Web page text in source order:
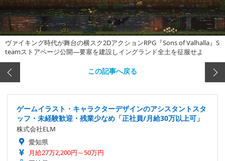
ヴァイキング時代が舞台の横スク2DアクションRPG『Sons of Valhalla』S
teamストアページ公開―要塞を建設しイングランド全土を征服せよ
この記事へ戻る
ゲームイラスト・キャラクターデザインのアシスタントスタ
ッフ・未経験歓迎・残業少なめ「正社員/月給30万以上可」
株式会社ELM
愛知県
月給27万2,200円～50万円